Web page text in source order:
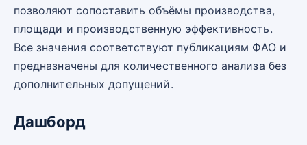
позволяют сопоставить объёмы производства,
площади и производственную эффективность.
Все значения соответствуют публикациям ФАО и
предназначены для количественного анализа без
дополнительных допущений.
Дашборд